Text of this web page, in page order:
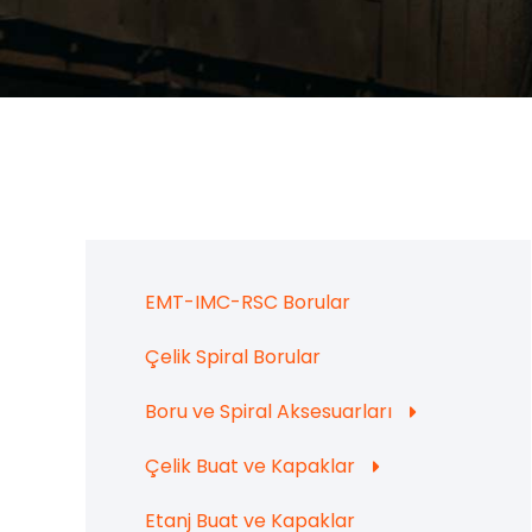
EMT-IMC-RSC Borular
Çelik Spiral Borular
Boru ve Spiral Aksesuarları
Çelik Buat ve Kapaklar
Etanj Buat ve Kapaklar